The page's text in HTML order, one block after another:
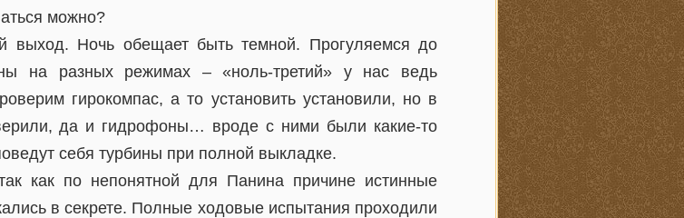
можно?
выход. Ночь обещает быть темной. Прогуляемся до
на разных режимах – «ноль-третий» у нас ведь
гирокомпас, а то установить установили, но в
да и гидрофоны… вроде с ними были какие-то
себя турбины при полной выкладке.
как по непонятной для Панина причине истинные
в секрете. Полные ходовые испытания проходили